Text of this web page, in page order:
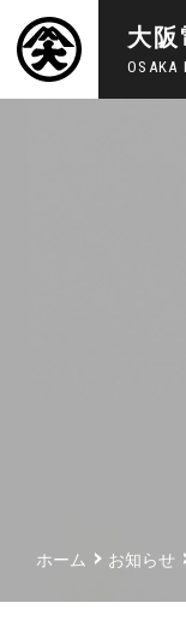
大阪
OSAKA
ホーム お知らせ